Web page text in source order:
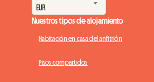
Nuestros tipos de alojamiento
Habitación en casa del anfitrión
Pisos compartidos